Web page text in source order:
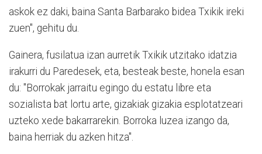
askok ez daki, baina Santa Barbarako bidea Txikik ireki
zuen", gehitu du.
Gainera, fusilatua izan aurretik Txikik utzitako idatzia
irakurri du Paredesek, eta, besteak beste, honela esan
du: "Borrokak jarraitu egingo du estatu libre eta
sozialista bat lortu arte, gizakiak gizakia esplotatzeari
uzteko xede bakarrarekin. Borroka luzea izango da,
baina herriak du azken hitza".